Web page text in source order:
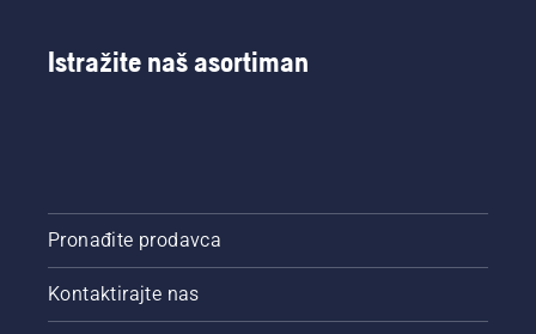
Istražite naš asortiman
Pronađite prodavca
Kontaktirajte nas